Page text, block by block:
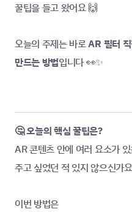
꿀팁을 들고 왔어요 🙌
오늘의 주제는 바로 AR 필터
만드는 방법입니다 👀✨
🤔 오늘의 핵심 꿀팁은?
AR 콘텐츠 안에 여러 요소가
주고 싶었던 적 있지 않으신가
이번 방법은